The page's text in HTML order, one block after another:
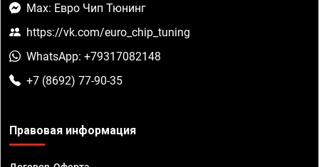
Max: Евро Чип Тюнинг
https://vk.com/euro_chip_tuning
WhatsApp: +79317082148
+7 (8692) 77-90-35
Правовая информация